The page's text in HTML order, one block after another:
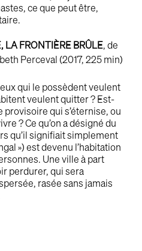
ce que peut être,
LA FRONTIÈRE BRÛLE, de
Perceval (2017, 225 min)
qui le possèdent veulent
veulent quitter ? Est-
provisoire qui s’éternise, ou
? Ce qu’on a désigné du
qu’il signifiait simplement
») est devenu l’habitation
Une ville à part
perdurer, qui sera
rasée sans jamais